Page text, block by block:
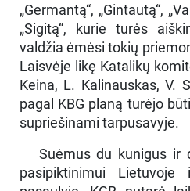
„Germantą“, „Gintautą“,
„Sigitą“, kurie turės
valdžia ėmėsi tokių
Laisvėje likę Katalikų
Keina, L. Kalinauskas, V.
pagal KBG planą turėjo
supriešinami tarpusavyje.
Suėmus du kunigus ir
pasipiktinimui